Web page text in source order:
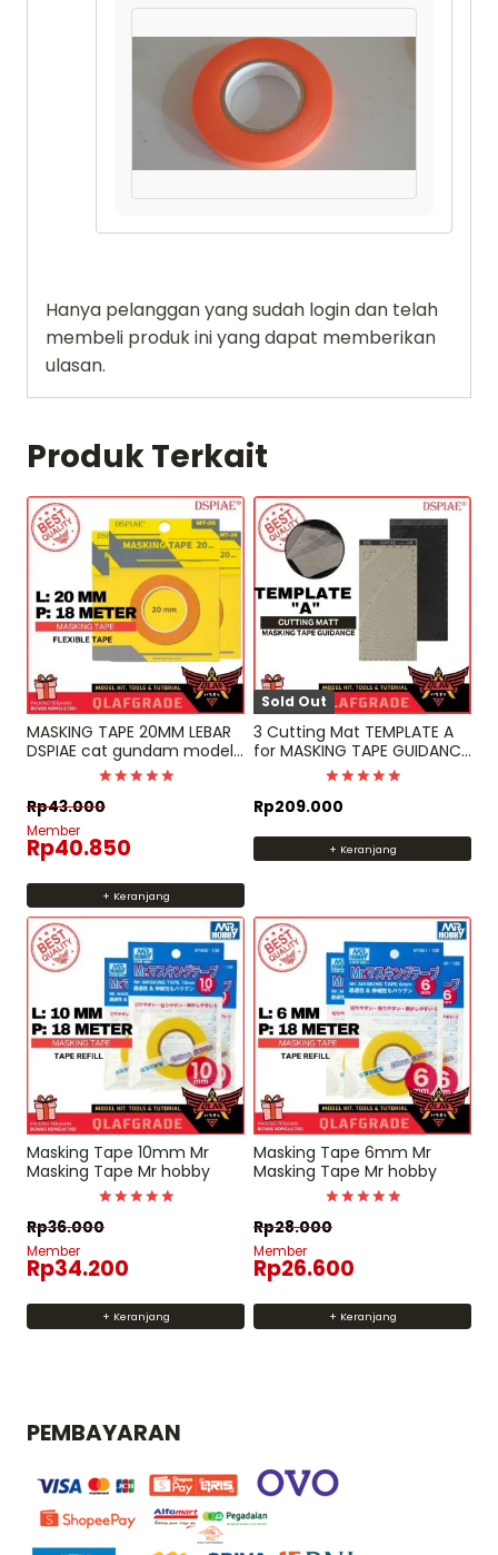
Hanya pelanggan yang sudah login dan telah
membeli produk ini yang dapat memberikan
ulasan.
Produk Terkait
MASKING TAPE 20MM LEBAR
DSPIAE cat gundam model
kit airbrush hand brush
Dinilai
5
Rp43.000
Member
Rp40.850
+ Keranjang
Sold Out
3 Cutting Mat TEMPLATE A
for MASKING TAPE GUIDANCE
easy pattern dspiae
Dinilai
5
Rp209.000
+ Keranjang
Masking Tape 10mm Mr
Masking Tape Mr hobby
Dinilai
5
Rp36.000
Member
Rp34.200
+ Keranjang
Masking Tape 6mm Mr
Masking Tape Mr hobby
Dinilai
5
Rp28.000
Member
Rp26.600
+ Keranjang
PEMBAYARAN